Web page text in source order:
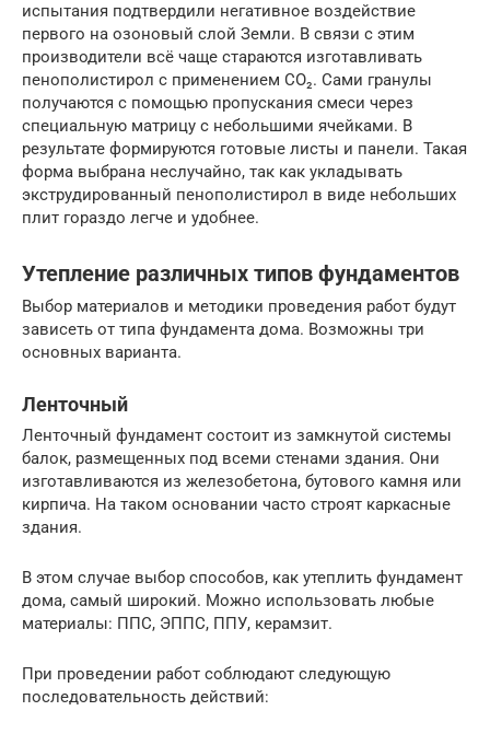
испытания подтвердили негативное воздействие
первого на озоновый слой Земли. В связи с этим
производители всё чаще стараются изготавливать
пенополистирол с применением CO₂. Сами гранулы
получаются с помощью пропускания смеси через
специальную матрицу с небольшими ячейками. В
результате формируются готовые листы и панели. Такая
форма выбрана неслучайно, так как укладывать
экструдированный пенополистирол в виде небольших
плит гораздо легче и удобнее.
Утепление различных типов фундаментов
Выбор материалов и методики проведения работ будут
зависеть от типа фундамента дома. Возможны три
основных варианта.
Ленточный
Ленточный фундамент состоит из замкнутой системы
балок, размещенных под всеми стенами здания. Они
изготавливаются из железобетона, бутового камня или
кирпича. На таком основании часто строят каркасные
здания.
В этом случае выбор способов, как утеплить фундамент
дома, самый широкий. Можно использовать любые
материалы: ППС, ЭППС, ППУ, керамзит.
При проведении работ соблюдают следующую
последовательность действий: